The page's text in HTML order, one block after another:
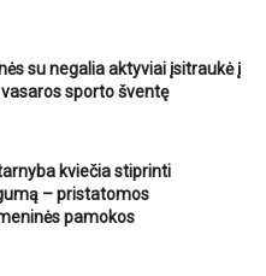
su negalia aktyviai įsitraukė į
sporto šventę
kviečia stiprinti
– pristatomos
pamokos